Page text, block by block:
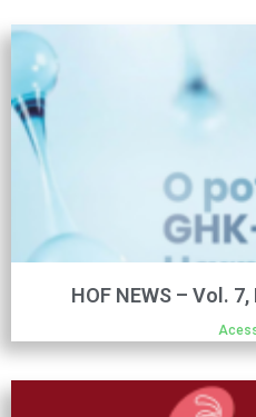
HOF NEWS – Vol.